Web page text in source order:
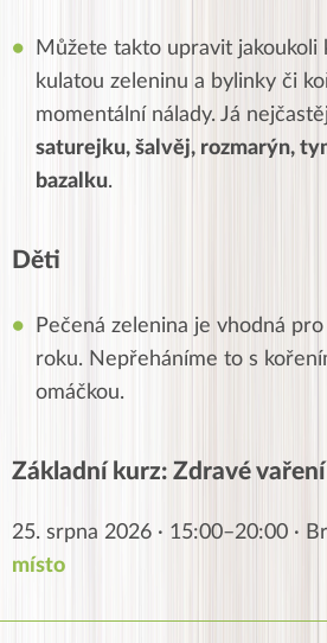
Můžete takto upravit jakoukoli
kulatou zeleninu a bylinky či
momentální nálady. Já
saturejku, šalvěj, rozmarýn,
bazalku.
Děti
Pečená zelenina je vhodná
roku. Nepřeháníme to s
omáčkou.
Základní kurz: Zdravé
25. srpna 2026 · 15:00–20:00 ·
místo